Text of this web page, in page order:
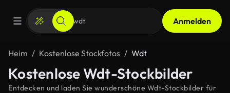
Anmelden
Heim Kostenlose Stockfotos Wdt
Kostenlose Wdt-Stockbilder
Entdecken und laden Sie wunderschöne Wdt-Stockbilder für